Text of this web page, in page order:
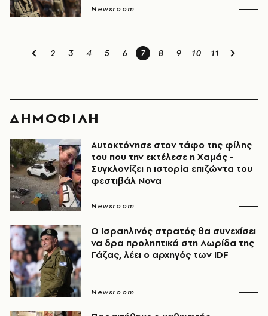
Newsroom
2 3 4 5 6 7 8 9 10 11
ΔΗΜΟΦΙΛΗ
Αυτοκτόνησε στον τάφο της φίλης
του που την εκτέλεσε η Χαμάς -
Συγκλονίζει η ιστορία επιζώντα του
φεστιβάλ Nova
Newsroom
Ο Ισραηλινός στρατός θα συνεχίσει
να δρα προληπτικά στη Λωρίδα της
Γάζας, λέει ο αρχηγός των IDF
Newsroom